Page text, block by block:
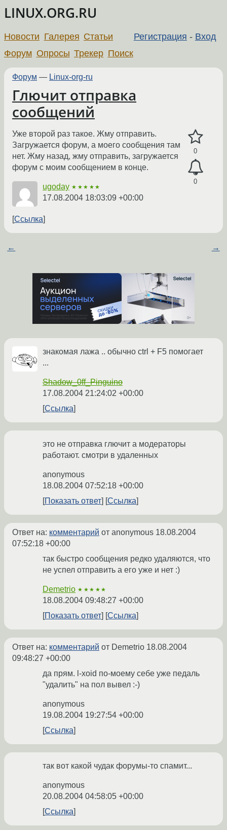
LINUX.ORG.RU
Регистрация - Вход
Новости Галерея Статьи
Форум Опросы Трекер Поиск
Форум — Linux-org-ru
Глючит отправка
сообщений
0
0
Уже второй раз такое. Жму отправить.
Загружается форум, а моего сообщения там
нет. Жму назад, жму отправить, загружается
форум с моим сообщением в конце.
ugoday ★★★★★
17.08.2004 18:03:09 +00:00
Ссылка
← →
знакомая лажа .. обычно ctrl + F5 помогает
...
Shadow_0ff_Pinguino
17.08.2004 21:24:02 +00:00
Ссылка
это не отправка глючит а модераторы
работают. смотри в удаленных
anonymous
18.08.2004 07:52:18 +00:00
Показать ответ
Ссылка
Ответ на: комментарий от anonymous 18.08.2004
07:52:18 +00:00
так быстро сообщения редко удаляются, что
не успел отправить а его уже и нет :)
Demetrio ★★★★★
18.08.2004 09:48:27 +00:00
Показать ответ
Ссылка
Ответ на: комментарий от Demetrio 18.08.2004
09:48:27 +00:00
да прям. l-xoid по-моему себе уже педаль
"удалить" на пол вывел :-)
anonymous
19.08.2004 19:27:54 +00:00
Ссылка
так вот какой чудак форумы-то спамит...
anonymous
20.08.2004 04:58:05 +00:00
Ссылка